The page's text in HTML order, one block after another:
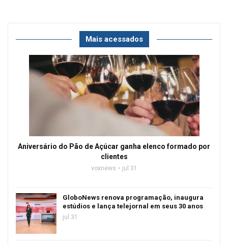
Mais acessados
Aniversário do Pão de Açúcar ganha elenco formado por
clientes
voxnews jul 31
GloboNews renova programação, inaugura
estúdios e lança telejornal em seus 30 anos
jul 31